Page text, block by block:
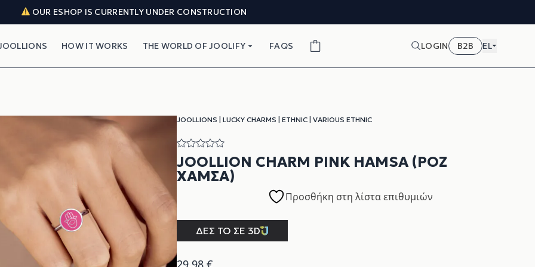
OUR ESHOP IS CURRENTLY UNDER CONSTRUCTION
HOW IT WORKS THE WORLD OF JOOLIFY FAQS LOGIN B2B EL
JOOLLIONS LUCKY CHARMS ETHNIC VARIOUS ETHNIC
JOOLLION CHARM PINK HAMSA (ΡΟΖ
ΧΆΜΣΑ)
Προσθήκη στη λίστα επιθυμιών